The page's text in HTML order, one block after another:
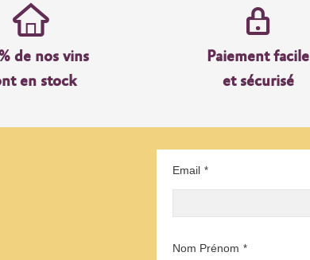
de nos vins
en stock
Paiement facile
et sécurisé
Email *
Nom Prénom *